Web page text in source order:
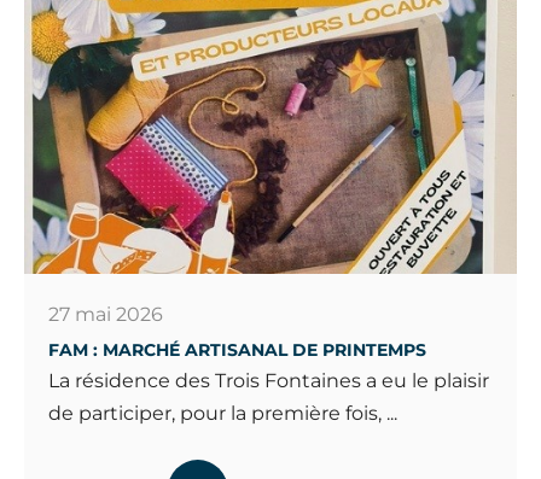
27 mai 2026
FAM : MARCHÉ ARTISANAL DE PRINTEMPS
La résidence des Trois Fontaines a eu le plaisir
de participer, pour la première fois, ...